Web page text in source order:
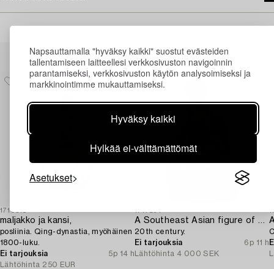
Napsauttamalla "hyväksy kaikki" suostut evästeiden
tallentamiseen laitteellesi verkkosivuston navigoinnin
parantamiseksi, verkkosivuston käytön analysoimiseksi ja
markkinointimme mukauttamiseksi.
Hyväksy kaikki
Hylkää ei-välttämättömät
Asetukset
Muiden katsomia kohteita
1710518
maljakko ja kansi,
posliinia. Qing-dynastia, myöhäinen
1800-luku.
Ei tarjouksia
5p 14 h
Lähtöhinta 250 EUR
1717294
A Southeast Asian figure of a Buddha,
20th century.
Ei tarjouksia
6p 11 h
Lähtöhinta 4 000 SEK